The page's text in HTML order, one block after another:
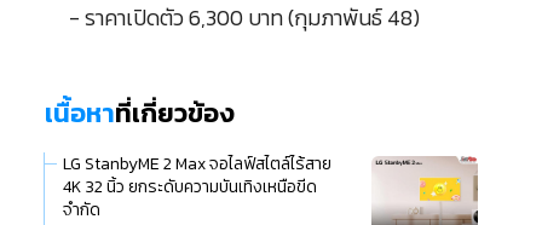
- ราคาเปิดตัว 6,300 บาท (กุมภาพันธ์ 48)
เนื้อหาที่เกี่ยวข้อง
LG StanbyME 2 Max จอไลฟ์สไตล์ไร้สาย
4K 32 นิ้ว ยกระดับความบันเทิงเหนือขีด
จำกัด